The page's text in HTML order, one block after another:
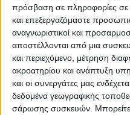
πρόσβαση σε πληροφορίες
και επεξεργαζόμαστε
αναγνωριστικοί και
αποστέλλονται από μια
και περιεχόμενο, μέτρηση
ακροατηρίου και ανάπτυξη
και οι συνεργάτες μας
δεδομένα γεωγραφικής
σάρωσης συσκευών. Μπορείτε
Τα βιβλία στα χρόνια του
Like like #43